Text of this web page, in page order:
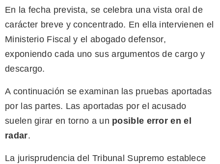
En la fecha prevista, se celebra una vista oral de
carácter breve y concentrado. En ella intervienen el
Ministerio Fiscal y el abogado defensor,
exponiendo cada uno sus argumentos de cargo y
descargo.
A continuación se examinan las pruebas aportadas
por las partes. Las aportadas por el acusado
suelen girar en torno a un posible error en el
radar.
La jurisprudencia del Tribunal Supremo establece